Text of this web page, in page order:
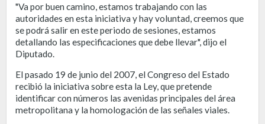
"Va por buen camino, estamos trabajando con las
autoridades en esta iniciativa y hay voluntad, creemos que
se podrá salir en este periodo de sesiones, estamos
detallando las especificaciones que debe llevar", dijo el
Diputado.
El pasado 19 de junio del 2007, el Congreso del Estado
recibió la iniciativa sobre esta la Ley, que pretende
identificar con números las avenidas principales del área
metropolitana y la homologación de las señales viales.